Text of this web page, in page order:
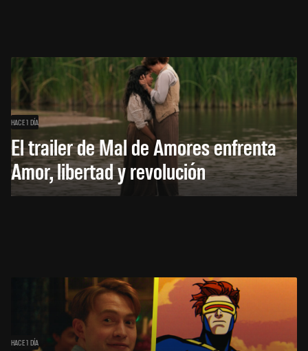
HACE 1 DÍA
El trailer de Mal de Amores enfrenta
Amor, libertad y revolución
HACE 1 DÍA